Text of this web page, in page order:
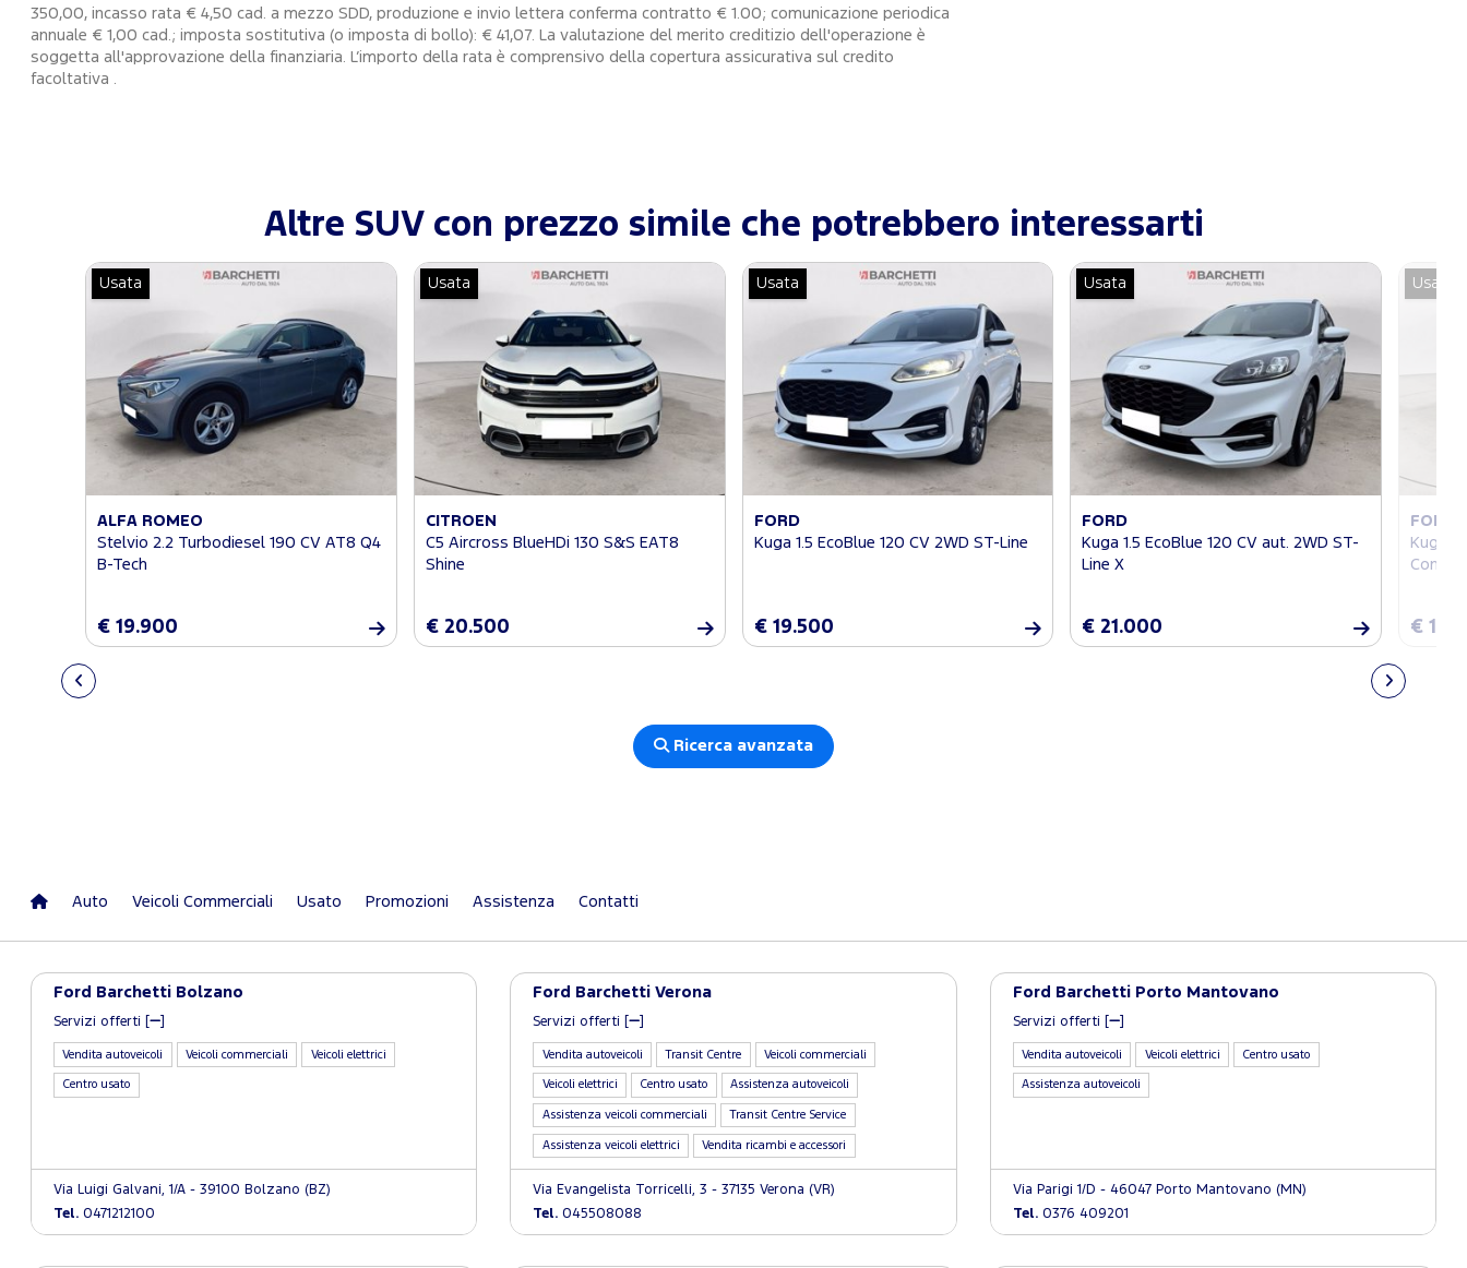
350,00, incasso rata € 4,50 cad. a mezzo SDD, produzione e invio lettera conferma contratto € 1.00; comunicazione periodica
annuale € 1,00 cad.; imposta sostitutiva (o imposta di bollo): € 41,07. La valutazione del merito creditizio dell'operazione è
soggetta all'approvazione della finanziaria. L’importo della rata è comprensivo della copertura assicurativa sul credito
facoltativa .
Altre SUV con prezzo simile che potrebbero interessarti
Usata
ALFA ROMEO
Stelvio 2.2 Turbodiesel 190 CV AT8 Q4
B-Tech
€ 19.900
Usata
CITROEN
C5 Aircross BlueHDi 130 S&S EAT8
Shine
€ 20.500
Usata
FORD
Kuga 1.5 EcoBlue 120 CV 2WD ST-Line
€ 19.500
Usata
FORD
Kuga 1.5 EcoBlue 120 CV aut. 2WD ST-
Line X
€ 21.000
Usata
FORD
Kuga
€
Ricerca avanzata
Auto Veicoli Commerciali Usato Promozioni Assistenza Contatti
Ford Barchetti Bolzano
Servizi offerti [
Vendita autoveicoli Veicoli commerciali Veicoli elettrici
Centro usato
Via Luigi Galvani, 1/A - 39100 Bolzano (BZ)
Tel. 0471212100
Ford Barchetti Verona
Servizi offerti [
Vendita autoveicoli Transit Centre Veicoli commerciali
Veicoli elettrici Centro usato Assistenza autoveicoli
Assistenza veicoli commerciali Transit Centre Service
Assistenza veicoli elettrici Vendita ricambi e accessori
Via Evangelista Torricelli, 3 - 37135 Verona (VR)
Tel. 045508088
Ford Barchetti Porto Mantovano
Servizi offerti [ ]
Vendita autoveicoli Veicoli elettrici Centro usato
Assistenza autoveicoli
Via Parigi 1/D - 46047 Porto Mantovano (MN)
Tel.0376 409201